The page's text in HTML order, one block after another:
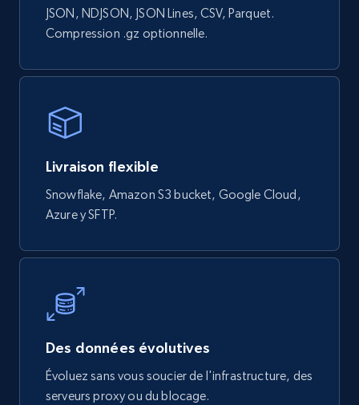
JSON, NDJSON, JSON Lines, CSV, Parquet.
Compression .gz optionnelle.
Livraison flexible
Snowflake, Amazon S3 bucket, Google Cloud,
Azure y SFTP.
Des données évolutives
Évoluez sans vous soucier de l'infrastructure, des
serveurs proxy ou du blocage.